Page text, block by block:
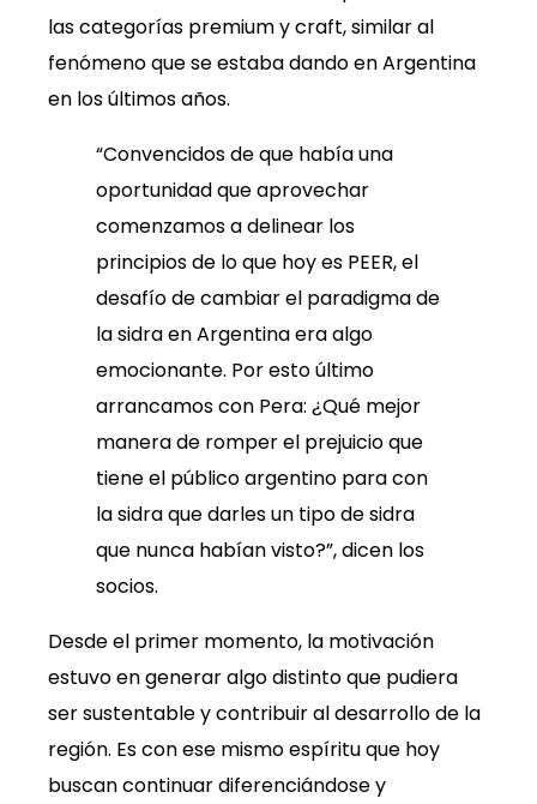
las categorías premium y craft, similar al
fenómeno que se estaba dando en Argentina
en los últimos años.
“Convencidos de que había una
oportunidad que aprovechar
comenzamos a delinear los
principios de lo que hoy es PEER, el
desafío de cambiar el paradigma de
la sidra en Argentina era algo
emocionante. Por esto último
arrancamos con Pera: ¿Qué mejor
manera de romper el prejuicio que
tiene el público argentino para con
la sidra que darles un tipo de sidra
que nunca habían visto?”, dicen los
socios.
Desde el primer momento, la motivación
estuvo en generar algo distinto que pudiera
ser sustentable y contribuir al desarrollo de la
región. Es con ese mismo espíritu que hoy
buscan continuar diferenciándose y